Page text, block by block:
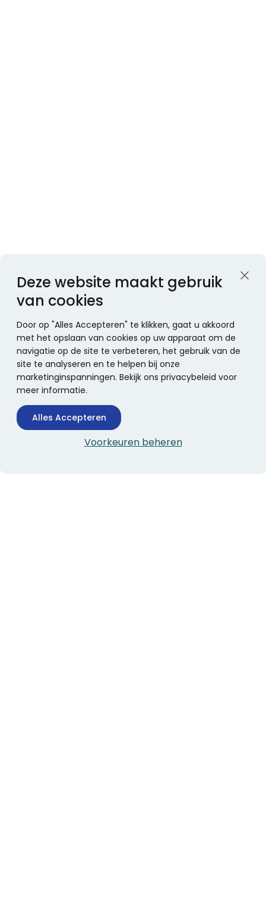
Deze website maakt gebruik
van cookies
Door op "Alles Accepteren" te klikken, gaat u akkoord
met het opslaan van cookies op uw apparaat om de
navigatie op de site te verbeteren, het gebruik van de
site te analyseren en te helpen bij onze
marketinginspanningen. Bekijk ons privacybeleid voor
meer informatie.
Alles Accepteren
Voorkeuren beheren